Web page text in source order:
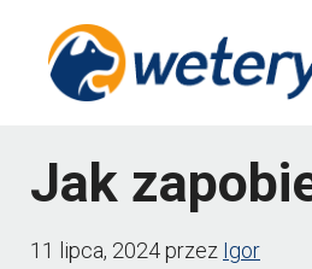
Jak
11 lipca, 2024przez Igor